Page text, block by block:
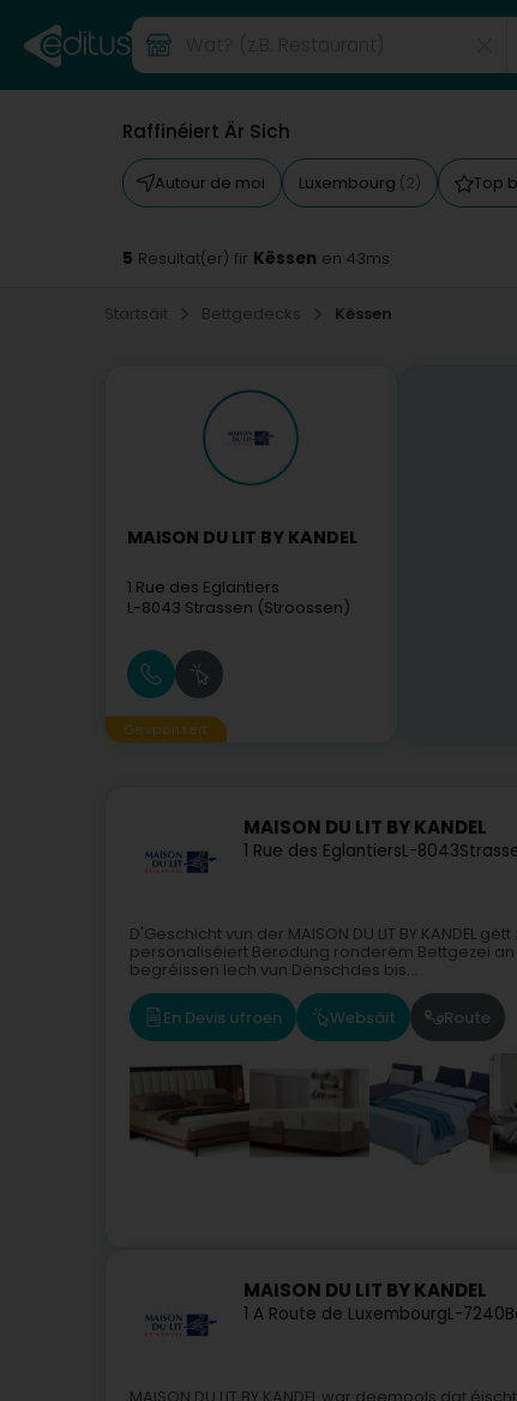
Raffinéiert Är Sich
Autour de moi Luxembourg (2) Top
5 Resultat(er) fir Këssen en 43ms
Startsäit Bettgedecks Këssen
MAISON DU LIT BY KANDEL
1 Rue des Eglantiers
L-8043 Strassen (Stroossen)
Gesponsert
MAISON DU LIT BY KANDEL
1 Rue des EglantiersL-8043
D'Geschicht vun der MAISON DU LIT BY KANDEL
personaliséiert Berodung ronderëm Bettgezei
begréissen Iech vun Dënschdes bis...
En Devis ufroen Websäit Route
MAISON DU LIT BY KANDEL
1 A Route de LuxembourgL-7240
MAISON DU LIT BY KANDEL war deemools dat